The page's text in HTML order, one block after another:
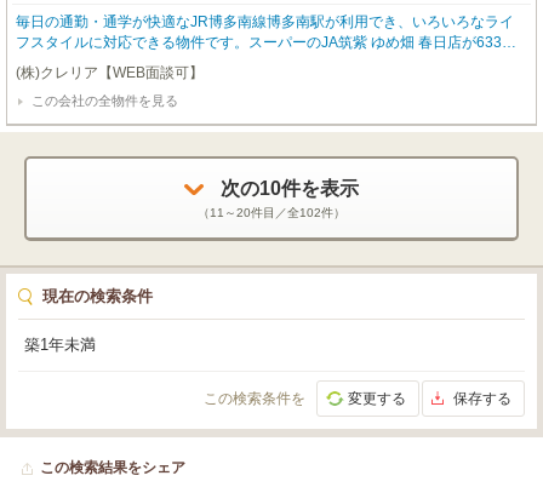
毎日の通勤・通学が快適なJR博多南線博多南駅が利用でき、いろいろなライ
フスタイルに対応できる物件です。スーパーのJA筑紫 ゆめ畑 春日店が633m
先にあり、生活利便性の高い住環境です。セブンイレブン 春日天神山2丁目店
まで611mで、時間を問わず生活に役立ちます。毛勝緑道まで623mです。112
5m先に総合病院のみのだ胃腸科・内科クリニックがあり、急な体調不良の際
も安心です。1107mのところに動物病院のそら動物病院があります。好評の駅
(株)クレリア【WEB面談可】
この会社の全物件を見る
次の10件を表示
（11～20件目／全102件）
現在の検索条件
築1年未満
この検索条件を 変更する 保存する
この検索結果をシェア